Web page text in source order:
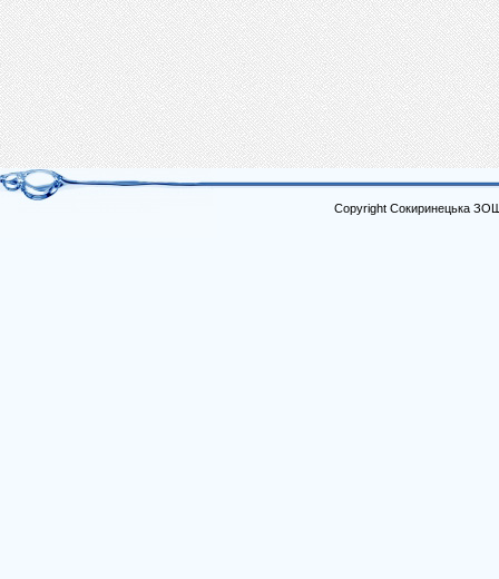
Copyright Сокиринецька